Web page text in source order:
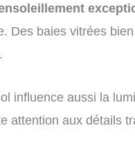
Des baies vitrées
influence aussi la
attention aux détails